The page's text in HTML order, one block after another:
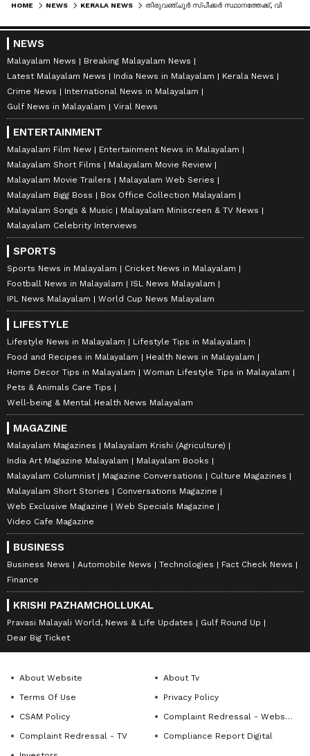
HOME NEWS KERALA NEWS
NEWS
Malayalam News
Breaking Malayalam News
Latest Malayalam News
India News in Malayalam
Kerala News
Crime News
International News in Malayalam
Gulf News in Malayalam
Viral News
ENTERTAINMENT
Malayalam Film New
Entertainment News in Malayalam
Malayalam Short Films
Malayalam Movie Review
Malayalam Movie Trailers
Malayalam Web Series
Malayalam Bigg Boss
Box Office Collection Malayalam
Malayalam Songs & Music
Malayalam Miniscreen & TV News
Malayalam Celebrity Interviews
SPORTS
Sports News in Malayalam
Cricket News in Malayalam
Football News in Malayalam
ISL News Malayalam
IPL News Malayalam
World Cup News Malayalam
LIFESTYLE
Lifestyle News in Malayalam
Lifestyle Tips in Malayalam
Food and Recipes in Malayalam
Health News in Malayalam
Home Decor Tips in Malayalam
Woman Lifestyle Tips in Malayalam
Pets & Animals Care Tips
Well-being & Mental Health News Malayalam
MAGAZINE
Malayalam Magazines
Malayalam Krishi (Agriculture)
India Art Magazine Malayalam
Malayalam Books
Malayalam Columnist
Magazine Conversations
Culture Magazines
Malayalam Short Stories
Conversations Magazine
Web Exclusive Magazine
Web Specials Magazine
Video Cafe Magazine
BUSINESS
Business News Automobile News Technologies
Fact Check News
Finance
KRISHI PAZHAMCHOLLUKAL
Pravasi Malayali World, News & Life Updates
Gulf Round Up
Dear Big Ticket
About Website
About Tv
Terms Of Use
Privacy Policy
CSAM Policy
Complaint Redressal - Website
Complaint Redressal - TV
Compliance Report Digital